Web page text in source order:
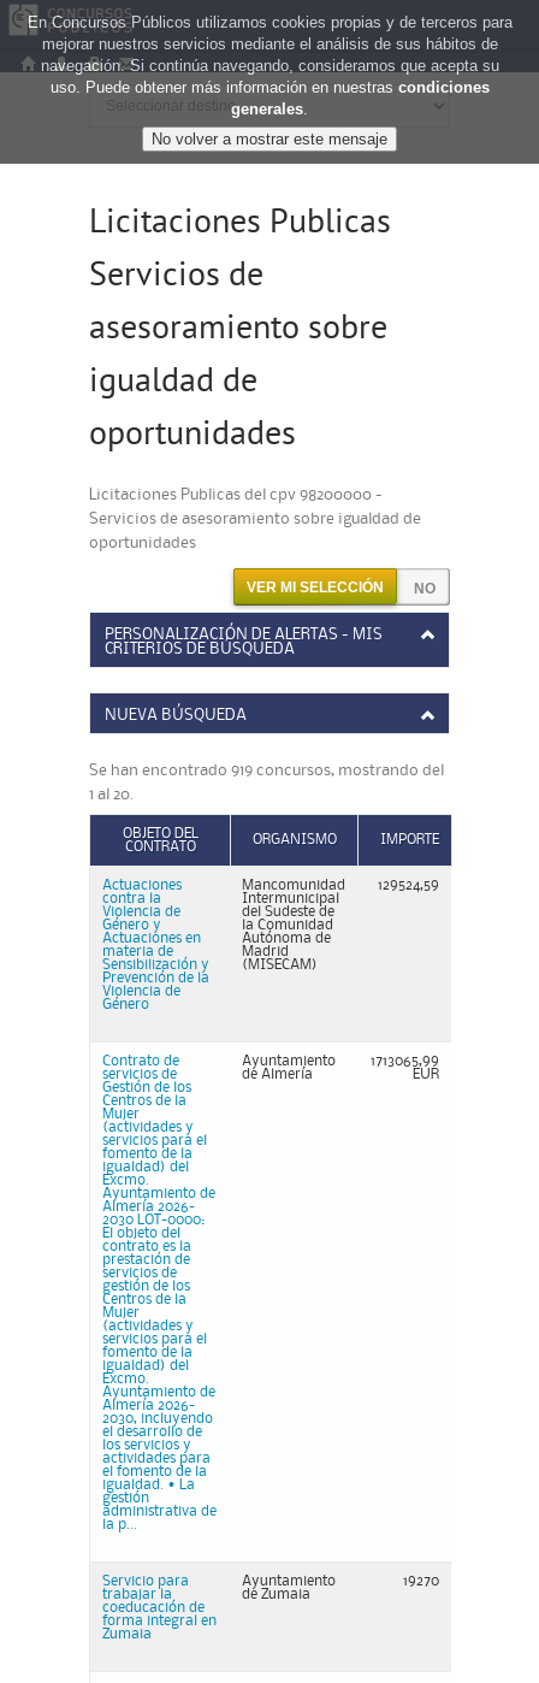
Licitaciones Publicas
Servicios de
asesoramiento sobre
igualdad de
oportunidades
Licitaciones Publicas del cpv 98200000 -
Servicios de asesoramiento sobre igualdad de
oportunidades
VER MI SELECCIÓN
PERSONALIZACIÓN DE ALERTAS - MIS
CRITERIOS DE BÚSQUEDA
NUEVA BÚSQUEDA
Se han encontrado 919 concursos, mostrando del
1 al 20.
OBJETO DEL
CONTRATO
ORGANISMO IMPORTE
Actuaciones
contra la
Violencia de
Género y
Actuaciones en
materia de
Sensibilización y
Prevención de la
Violencia de
Género
Mancomunidad
Intermunicipal
del Sudeste de
la Comunidad
Autónoma de
Madrid
(MISECAM)
129524,59
Contrato de
servicios de
Gestión de los
Centros de la
Mujer
(actividades y
servicios para el
fomento de la
igualdad) del
Excmo.
Ayuntamiento de
Almería 2026-
2030 LOT-0000:
El objeto del
contrato es la
prestación de
servicios de
gestión de los
Centros de la
Mujer
(actividades y
servicios para el
fomento de la
igualdad) del
Excmo.
Ayuntamiento de
Almería 2026-
2030, incluyendo
el desarrollo de
los servicios y
actividades para
el fomento de la
igualdad. • La
gestión
administrativa de
la p...
Ayuntamiento
de Almería
1713065,99
EUR
Servicio para
trabajar la
coeducación de
forma integral en
Zumaia
Ayuntamiento
de Zumaia
19270
En Concursos Públicos utilizamos cookies propias y de terceros para
mejorar nuestros servicios mediante el análisis de sus hábitos de
navegación. Si continúa navegando, consideramos que acepta su
uso. Puede obtener más información en nuestras condiciones
generales.